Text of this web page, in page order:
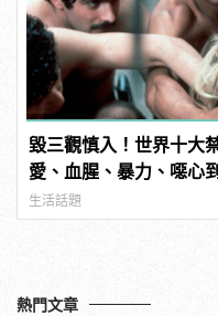
毀三觀慎入！世界十大
愛、血腥、暴力、噁心
生活話題
熱門文章